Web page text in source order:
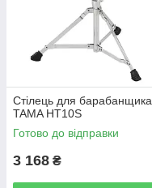
Стілець для барабанщика
TAMA HT10S
Готово до відправки
3 168 ₴